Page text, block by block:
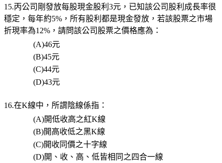
15.丙公司剛發放每股現金股利 3元，已知該公司股利成長率很
穩定，每年約5% ，所有股利都是現金發放，若該股票之市場
折現率為12% ，請問該公司股票之價格應為：
(A)46元
(B)45元
(C)44元
(D)43元
16.在K線中，所謂陰線係指：
(A)開低收高之紅K線
(B)開高收低之黑K線
(C)開收同價之十字線
(D)開、收、高、低皆相同之四合一線